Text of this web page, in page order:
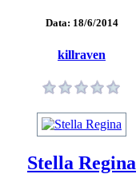
Data: 18/6/2014
killraven
Stella Regina